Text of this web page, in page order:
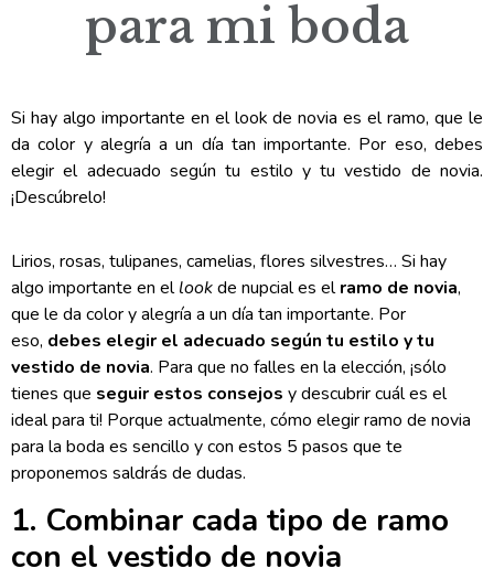
para mi boda
Si hay algo importante en el look de novia es el ramo, que le
da color y alegría a un día tan importante. Por eso, debes
elegir el adecuado según tu estilo y tu vestido de novia.
¡Descúbrelo!
Lirios, rosas, tulipanes, camelias, flores silvestres… Si hay
algo importante en ellookde nupcial es elramo de novia,
que le da color y alegría a un día tan importante. Por
eso, debes elegir el adecuado según tu estilo y tu
vestido de novia. Para que no falles en la elección, ¡sólo
tienes que seguir estos consejos y descubrir cuál es el
ideal para ti! Porque actualmente, cómo elegir ramo de novia
para la boda es sencillo y con estos 5 pasos que te
proponemos saldrás de dudas.
1. Combinar cada tipo de ramo
con el vestido de novia